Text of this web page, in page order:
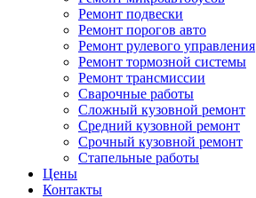
Ремонт подвески
Ремонт порогов авто
Ремонт рулевого управления
Ремонт тормозной системы
Ремонт трансмиссии
Сварочные работы
Сложный кузовной ремонт
Средний кузовной ремонт
Срочный кузовной ремонт
Стапельные работы
Цены
Контакты